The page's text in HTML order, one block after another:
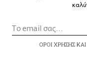
ΟΡΟΙ ΧΡΗΣΗΣΚΑΙ